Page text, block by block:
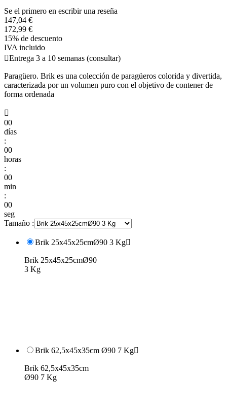
Se el primero en escribir una reseña
147,04 €
172,99 €
15% de descuento
IVA incluido
Entrega 3 a 10 semanas (consultar)
Paragüero. Brik es una colección de paragüeros colorida y divertida,
caracterizada por un volumen puro con el objetivo de contener de
forma ordenada

00
días
:
00
horas
:
00
min
:
00
seg
Tamaño :
Brik 25x45x25cmØ90 3 Kg
Brik 25x45x25cmØ90
3 Kg
Brik 62,5x45x35cm Ø90 7 Kg
Brik 62,5x45x35cm
Ø90 7 Kg